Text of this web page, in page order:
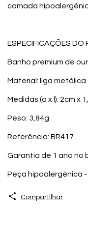
camada
ESPECIFICAÇÕES DO
Banho premium de
Material: liga metálica
Medidas (a x l): 2cm x
Peso: 3,84g
Referência: BR417
Garantia de 1 ano no
Peça hipoalergênica -
Compartilhar